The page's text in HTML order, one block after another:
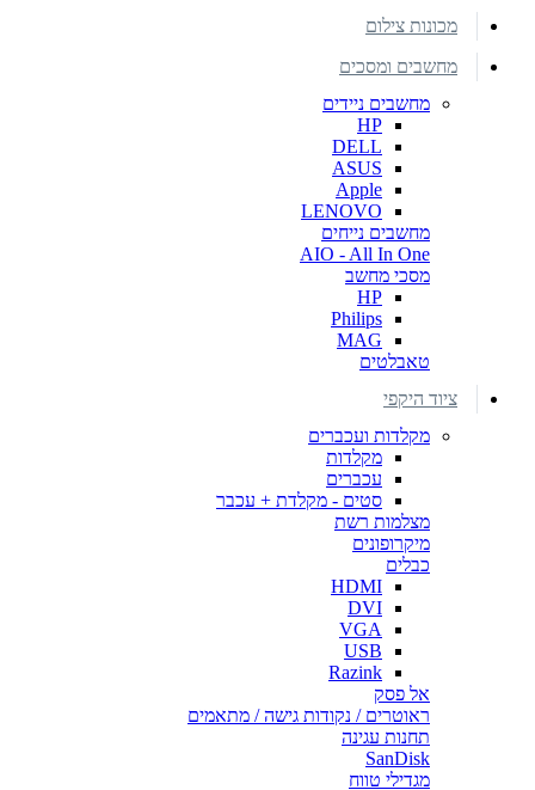
מכונות צילום
מחשבים ומסכים
מחשבים ניידים
HP
DELL
ASUS
Apple
LENOVO
מחשבים נייחים
AIO - All In One
מסכי מחשב
HP
Philips
MAG
טאבלטים
ציוד היקפי
מקלדות ועכברים
מקלדות
עכברים
סטים - מקלדת + עכבר
מצלמות רשת
מיקרופונים
כבלים
HDMI
DVI
VGA
USB
Razink
אל פסק
ראוטרים / נקודות גישה / מתאמים
תחנות עגינה
SanDisk
מגדילי טווח